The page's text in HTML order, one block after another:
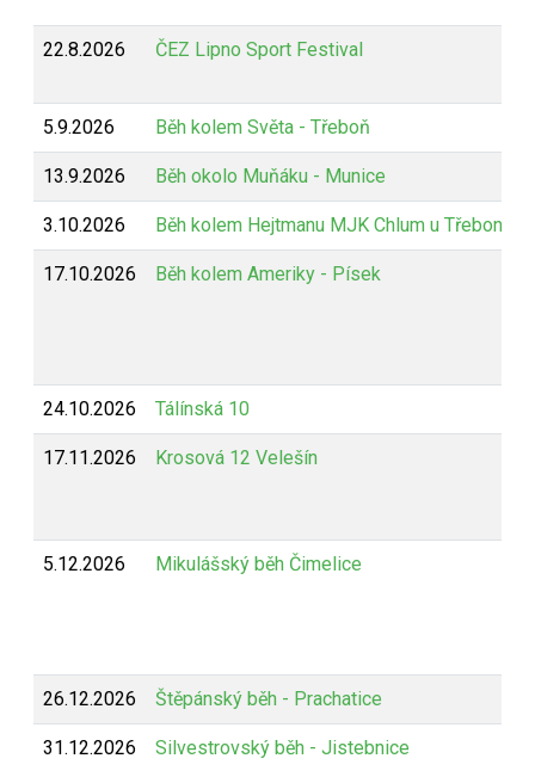
22.8.2026 ČEZ Lipno Sport Festival
5.9.2026 Běh kolem Světa - Třeboň
13.9.2026 Běh okolo Muňáku - Munice
3.10.2026 Běh kolem Hejtmanu MJK Chlum u Třeboně
17.10.2026 Běh kolem Ameriky - Písek
24.10.2026 Tálínská 10
17.11.2026 Krosová 12 Velešín
5.12.2026 Mikulášský běh Čimelice
26.12.2026 Štěpánský běh - Prachatice
31.12.2026 Silvestrovský běh - Jistebnice